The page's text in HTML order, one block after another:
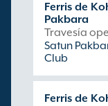
Ferris de
Pakbara
Travesía
Satun
Club
Ferris de